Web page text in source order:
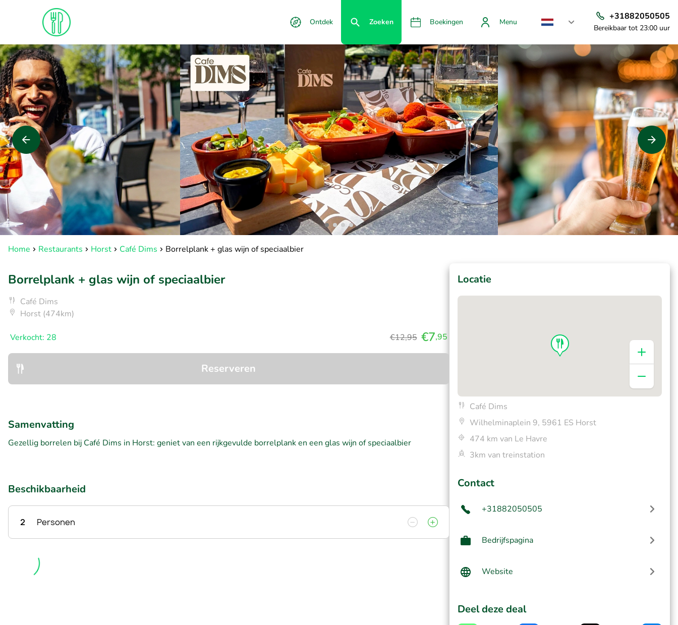
Ontdek Zoeken Boekingen Menu
+31882050505
Bereikbaar tot 23:00 uur
Home Restaurants Horst Café Dims Borrelplank + glas wijn of speciaalbier
Borrelplank + glas wijn of speciaalbier
Café Dims
Horst (474km)
Verkocht: 28 €12,95 €7,95
Reserveren
Samenvatting
Gezellig borrelen bij Café Dims in Horst: geniet van een rijkgevulde borrelplank en een glas wijn of speciaalbier
Beschikbaarheid
2 Personen
Locatie
Café Dims
Wilhelminaplein 9, 5961 ES Horst
474 km van Le Havre
3km van treinstation
Contact
+31882050505
Bedrijfspagina
Website
Deel deze deal